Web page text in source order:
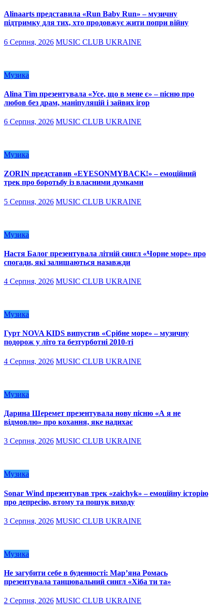
Alinaarts представила «Run Baby Run» – музичну
підтримку для тих, хто продовжує жити попри війну
6 Серпня, 2026 MUSIC CLUB UKRAINE
Музика
Alina Tim презентувала «Усе, що в мене є» – пісню про
любов без драм, маніпуляцій і зайвих ігор
6 Серпня, 2026 MUSIC CLUB UKRAINE
Музика
ZORIN представив «EYESONMYBACK!» – емоційний
трек про боротьбу із власними думками
5 Серпня, 2026 MUSIC CLUB UKRAINE
Музика
Настя Балог презентувала літній сингл «Чорне море» про
спогади, які залишаються назавжди
4 Серпня, 2026 MUSIC CLUB UKRAINE
Музика
Гурт NOVA KIDS випустив «Срібне море» – музичну
подорож у літо та безтурботні 2010-ті
4 Серпня, 2026 MUSIC CLUB UKRAINE
Музика
Дарина Шеремет презентувала нову пісню «А я не
відмовлю» про кохання, яке надихає
3 Серпня, 2026 MUSIC CLUB UKRAINE
Музика
Sonar Wind презентував трек «zaichyk» – емоційну історію
про депресію, втому та пошук виходу
3 Серпня, 2026 MUSIC CLUB UKRAINE
Музика
Не загубити себе в буденності: Мар’яна Ромась
презентувала танцювальний сингл «Хіба ти та»
2 Серпня, 2026 MUSIC CLUB UKRAINE